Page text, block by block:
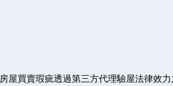
房屋買賣瑕疵透過第三方代理驗屋法律效